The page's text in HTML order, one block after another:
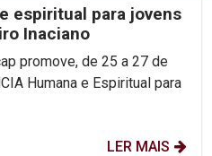
espiritual para jovens
Inaciano
promove, de 25 a 27 de
Humana e Espiritual para
LER MAIS